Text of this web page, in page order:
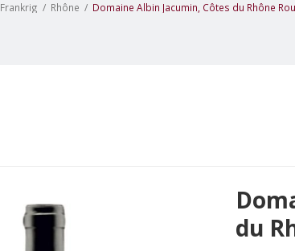
Frankrig / Rhône / Domaine Albin Jacumin, Côtes du Rhône
du